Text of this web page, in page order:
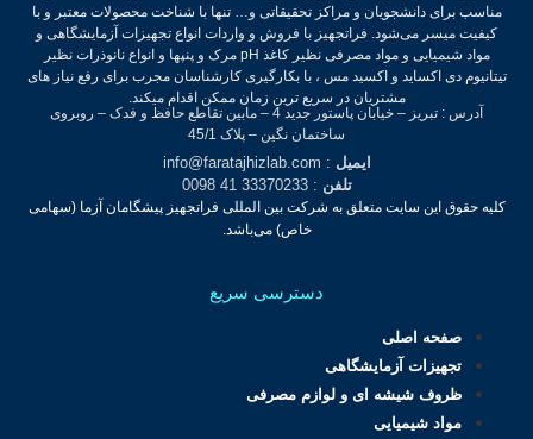
مناسب برای دانشجویان و مراکز تحقیقاتی و… تنها با شناخت محصولات معتبر و با
کیفیت میسر می‌شود.فراتجهیز با فروش و واردات انواع تجهیزات آزمایشگاهی و
مواد شیمیایی و مواد مصرفی نظیر کاغذ pH مرک و پنپها و انواع نانوذرات نظیر
تیتانیوم دی اکساید و اکسید مس ، با بکارگیری کارشناسان مجرب برای رفع نیاز های
مشتریان در سریع ترین زمان ممکن اقدام میکند.
آدرس : تبریز – خیابان پاستور جدید 4 – مابین تقاطع حافظ و فدک – روبروی
ساختمان نگین – پلاک 45/1
ایمیل: info@faratajhizlab.com
تلفن: 33370233 41 0098
کلیه حقوق این سایت متعلق به شرکت بین المللی فراتجهیز پیشگامان آزما (سهامی
خاص) می‌باشد.
دسترسی سریع
صفحه اصلی
تجهیزات آزمایشگاهی
ظروف شیشه ای و لوازم مصرفی
مواد شیمیایی